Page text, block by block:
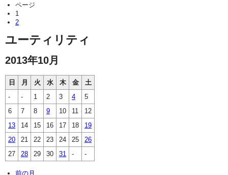
ページ
1
2
ユーティリティ
2013年10月
日 月 火 水 木 金
土
-
- 1 2 3 4
5
6
7 8 9 10 11
12
13
14 15 16 17 18
19
20
21 22 23 24 25
26
27
28 29 30 31 - -
前の月